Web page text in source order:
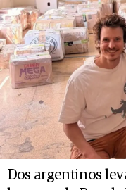
Dos argentinos